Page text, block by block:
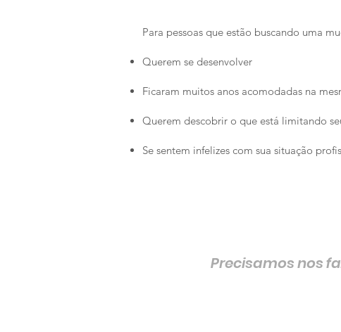
Para pessoas que estão buscando uma
Querem se desenvolver
Ficaram muitos anos acomodadas na
Querem descobrir o que está limitando
Se sentem infelizes com sua situação
Precisamos nos